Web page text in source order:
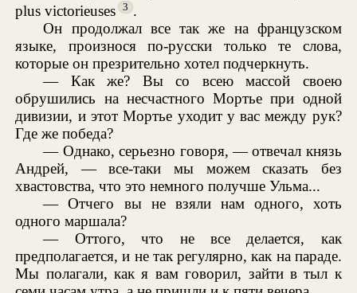
plus victorieuses
3 .
Он продолжал все так же на французском
языке, произнося по-русски только те слова,
которые он презрительно хотел подчеркнуть.
— Как же? Вы со всею массой своею
обрушились на несчастного Мортье при одной
дивизии, и этот Мортье уходит у вас между рук?
Где же победа?
— Однако, серьезно говоря, — отвечал князь
Андрей, — все-таки мы можем сказать без
хвастовства, что это немного получше Ульма...
— Отчего вы не взяли нам одного, хоть
одного маршала?
— Оттого, что не все делается, как
предполагается, и не так регулярно, как на параде.
Мы полагали, как я вам говорил, зайти в тыл к